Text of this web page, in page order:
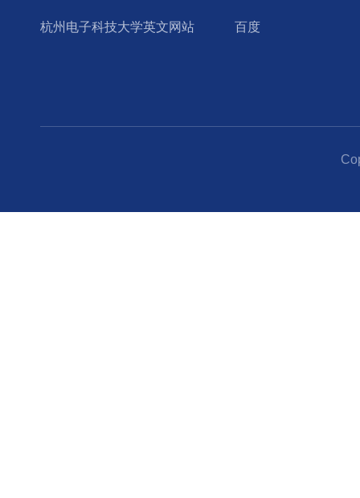
杭州电子科技大学英文网站 百度